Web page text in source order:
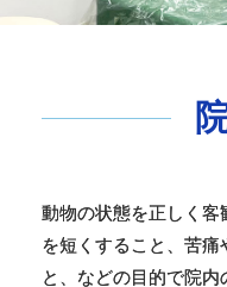
動物の状態を正しく
を短くすること、苦
と、などの目的で院内